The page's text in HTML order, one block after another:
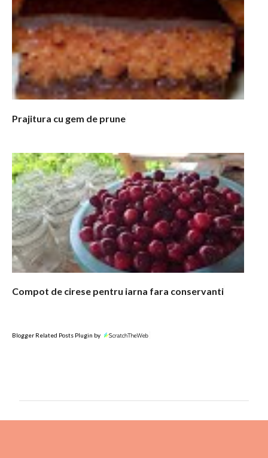
Prajitura cu gem de prune
Compot de cirese pentru iarna fara conservanti
Blogger Related Posts Plugin by